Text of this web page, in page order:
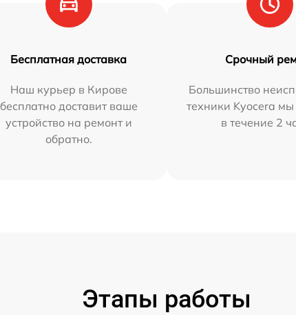
Бесплатная доставка
Наш курьер в Кирове
бесплатно доставит ваше
устройство на ремонт и
обратно.
Срочный
Большинство
техники Kyocera
в течение 2
Этапы работы